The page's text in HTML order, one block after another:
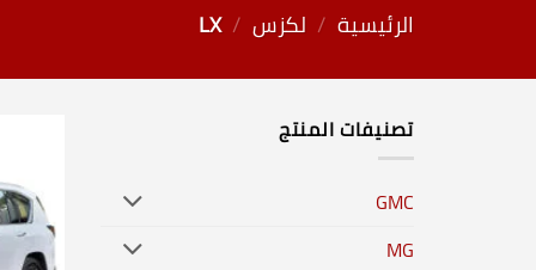
الرئيسية / لكزس /
LX
تصنيفات المنتج
GMC
MG